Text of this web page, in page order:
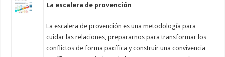
La escalera de provención
La escalera de provención es una metodología para
cuidar las relaciones, prepararnos para transformar los
conflictos de forma pacífica y construir una convivencia